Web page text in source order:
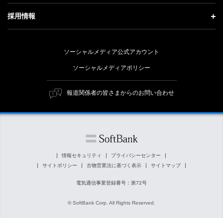
ガバナンス
人材戦略
経営方針
個人投資家の皆さまへ
株式と社債について
サステナビリティ トップ
トップメッセージ
ESG方針・体制
マテリアリティ（重要課題）
ESGの主な取り組み
外部評価・イニシアチブ
採用情報
障がい者採用
ソーシャルメディア公式アカウント
ソーシャルメディアポリシー
報道関係者の皆さまからのお問い合わせ
情報セキュリティ
プライバシーセンター
サイトポリシー
古物営業法に基づく表示 サイトマップ
電気通信事業登録番号：第72号
© SoftBank Corp. All Rights Reserved.